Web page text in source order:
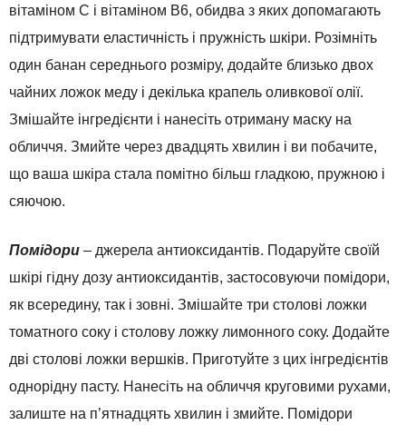
вітаміном С і вітаміном В6, обидва з яких допомагають
підтримувати еластичність і пружність шкіри. Розімніть
один банан середнього розміру, додайте близько двох
чайних ложок меду і декілька крапель оливкової олії.
Змішайте інгредієнти і нанесіть отриману маску на
обличчя. Змийте через двадцять хвилин і ви побачите,
що ваша шкіра стала помітно більш гладкою, пружною і
сяючою.
Помідори – джерела антиоксидантів. Подаруйте своїй
шкірі гідну дозу антиоксидантів, застосовуючи помідори,
як всередину, так і зовні. Змішайте три столові ложки
томатного соку і столову ложку лимонного соку. Додайте
дві столові ложки вершків. Приготуйте з цих інгредієнтів
однорідну пасту. Нанесіть на обличчя круговими рухами,
залиште на п’ятнадцять хвилин і змийте. Помідори